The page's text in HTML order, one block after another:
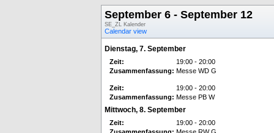
September 6 - September 12
SE_ZL Kalender
Calendar view
Dienstag, 7. September
Zeit:
19:00 - 20:00
Zusammenfassung: Messe WD G
Zeit:
19:00 - 20:00
Zusammenfassung: Messe PB W
Mittwoch, 8. September
Zeit:
19:00 - 20:00